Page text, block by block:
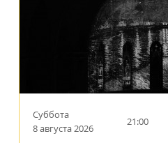
Суббота
8 августа 2026
21:00